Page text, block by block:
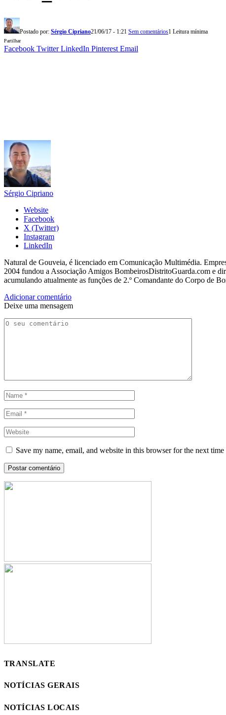
Postado por: Sérgio Cipriano21/06/17 - 1:21 Sem comentários1 Leitura mínima
Partilhar
Facebook Twitter LinkedIn Pinterest Email
Sérgio Cipriano
Website
Facebook
X (Twitter)
Instagram
LinkedIn
Natural de Gouveia, é licenciado em Comunicação Multimédia.
2004 fundou a Associação Amigos BombeirosDistritoGuarda.com e
acumulando atualmente as funções de 2.º Comandante do Corpo de
Adicionar comentário
Deixe uma mensagem
Save my name, email, and website in this browser for the next
TRANSLATE
NOTÍCIAS GERAIS
NOTÍCIAS LOCAIS